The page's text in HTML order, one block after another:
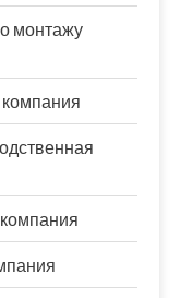
монтажу